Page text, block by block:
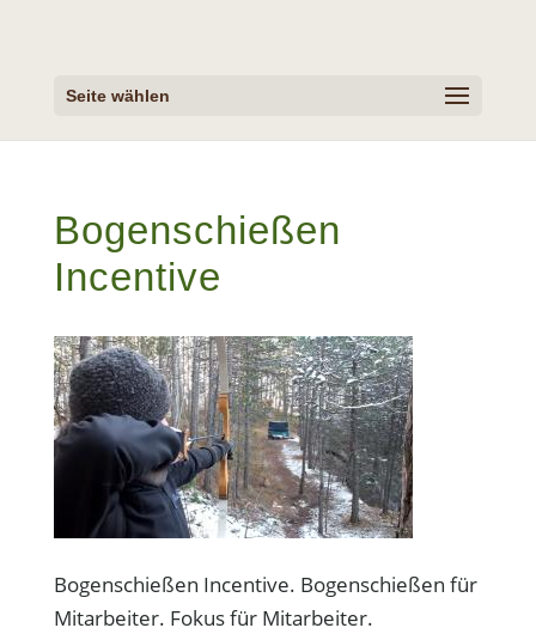
Seite wählen
Bogenschießen
Incentive
Bogenschießen Incentive. Bogenschießen für
Mitarbeiter. Fokus für Mitarbeiter.